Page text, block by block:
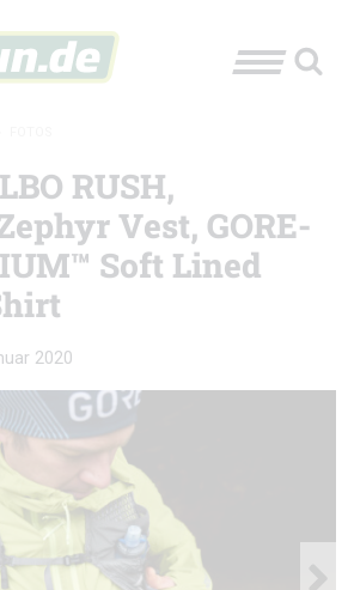
RUSH,
Vest, GORE-
Soft Lined
2020